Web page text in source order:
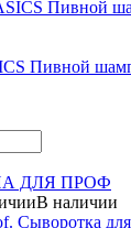
Пивной
ДЛЯ ПРОФ
В наличии